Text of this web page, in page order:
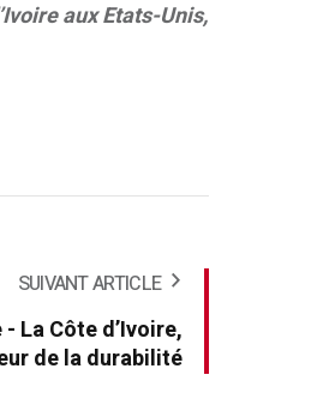
aux Etats-Unis,
SUIVANT ARTICLE
La Côte d’Ivoire,
de la durabilité